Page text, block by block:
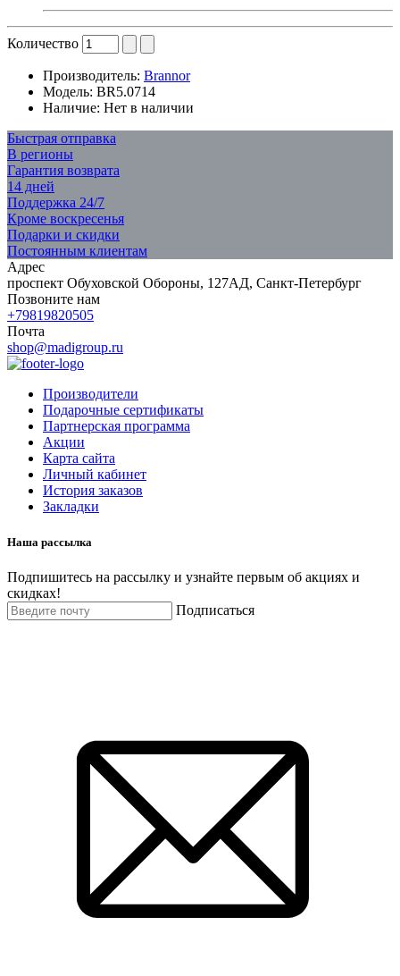
Количество
Производитель: Brannor
Модель: BR5.0714
Наличие: Нет в наличии
Быстрая отправка
В регионы
Гарантия возврата
14 дней
Поддержка 24/7
Кроме воскресенья
Подарки и скидки
Постоянным клиентам
Адрес
проспект Обуховской Обороны, 127АД, Санкт-Петербург
Позвоните нам
+79819820505
Почта
shop@madigroup.ru
Производители
Подарочные сертификаты
Партнерская программа
Акции
Карта сайта
Личный кабинет
История заказов
Закладки
Наша рассылка
Подпишитесь на рассылку и узнайте первым об акциях и
скидках!
Подписаться